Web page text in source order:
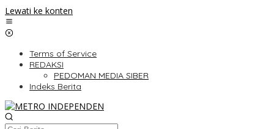
Lewati ke konten
Terms of Service
REDAKSI
PEDOMAN MEDIA SIBER
Indeks Berita